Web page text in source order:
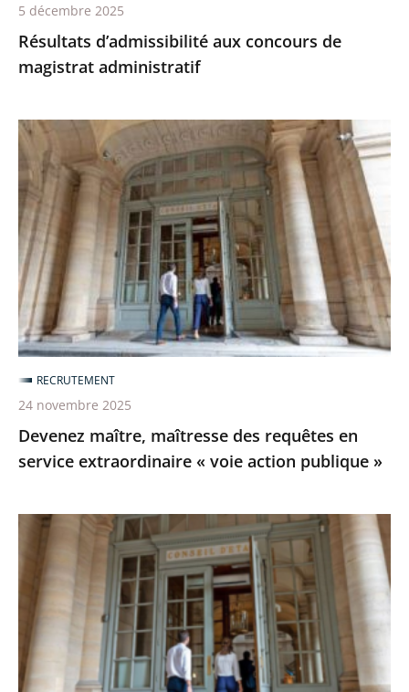
Résultats d’admissibilité aux concours de
magistrat administratif
5 décembre 2025
Devenez
maître,
maîtresse
des
requêtes
en
service
extraordinaire
«
voie
action
publique
»
Devenez maître, maîtresse des requêtes en
service extraordinaire « voie action publique »
RECRUTEMENT
24 novembre 2025
[Revoir]
webinaire
sur
recrutement
de